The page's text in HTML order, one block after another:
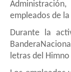
Administración,
empleados de
Durante laa
Bandera
letras del